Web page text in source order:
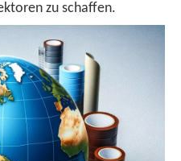
zu schaffen.